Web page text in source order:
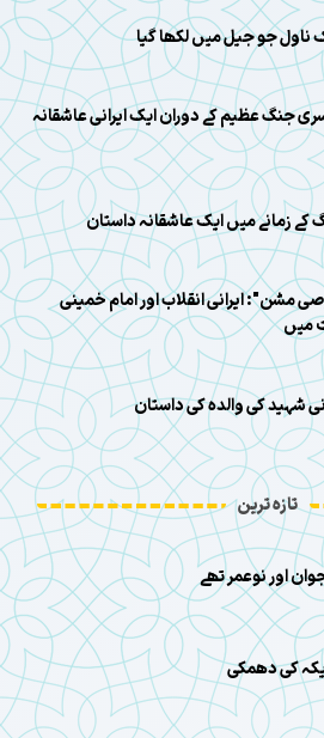
جو جیل میں لکھا گیا
جنگ عظیم کے دوران ایک ایرانی عاشقانہ
زمانے میں ایک عاشقانہ داستان
مشن": ایرانی انقلاب اور امام خمینی
میں
شہید کی والدہ کی داستان
تازہ ترین
کی دھمکی